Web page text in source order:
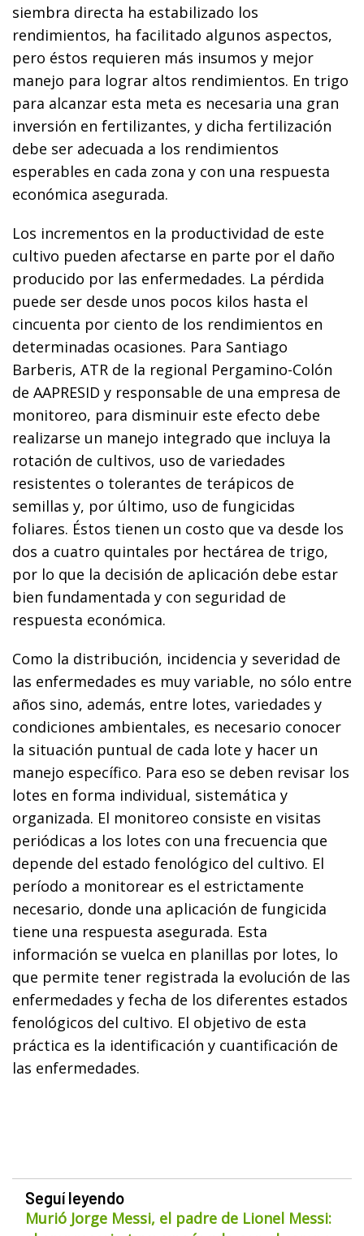
siembra directa ha estabilizado los
rendimientos, ha facilitado algunos aspectos,
pero éstos requieren más insumos y mejor
manejo para lograr altos rendimientos. En trigo
para alcanzar esta meta es necesaria una gran
inversión en fertilizantes, y dicha fertilización
debe ser adecuada a los rendimientos
esperables en cada zona y con una respuesta
económica asegurada.
Los incrementos en la productividad de este
cultivo pueden afectarse en parte por el daño
producido por las enfermedades. La pérdida
puede ser desde unos pocos kilos hasta el
cincuenta por ciento de los rendimientos en
determinadas ocasiones. Para Santiago
Barberis, ATR de la regional Pergamino-Colón
de AAPRESID y responsable de una empresa de
monitoreo, para disminuir este efecto debe
realizarse un manejo integrado que incluya la
rotación de cultivos, uso de variedades
resistentes o tolerantes de terápicos de
semillas y, por último, uso de fungicidas
foliares. Éstos tienen un costo que va desde los
dos a cuatro quintales por hectárea de trigo,
por lo que la decisión de aplicación debe estar
bien fundamentada y con seguridad de
respuesta económica.
Como la distribución, incidencia y severidad de
las enfermedades es muy variable, no sólo entre
años sino, además, entre lotes, variedades y
condiciones ambientales, es necesario conocer
la situación puntual de cada lote y hacer un
manejo específico. Para eso se deben revisar los
lotes en forma individual, sistemática y
organizada. El monitoreo consiste en visitas
periódicas a los lotes con una frecuencia que
depende del estado fenológico del cultivo. El
período a monitorear es el estrictamente
necesario, donde una aplicación de fungicida
tiene una respuesta asegurada. Esta
información se vuelca en planillas por lotes, lo
que permite tener registrada la evolución de las
enfermedades y fecha de los diferentes estados
fenológicos del cultivo. El objetivo de esta
práctica es la identificación y cuantificación de
las enfermedades.
Seguí leyendo
Murió Jorge Messi, el padre de Lionel Messi: